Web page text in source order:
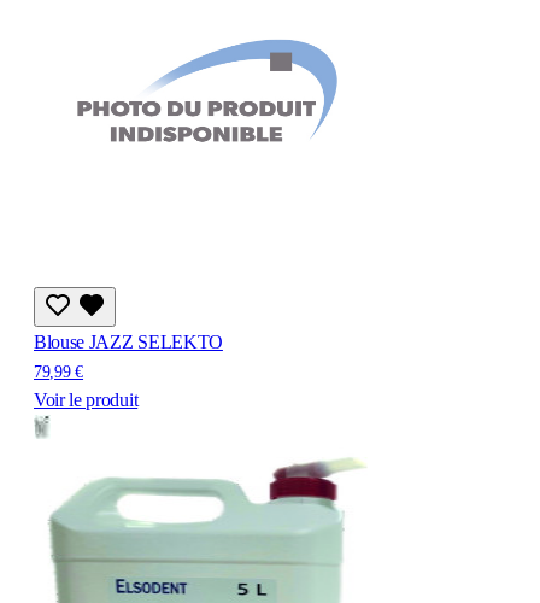
Blouse JAZZ SELEKTO
79,99 €
Voir le produit